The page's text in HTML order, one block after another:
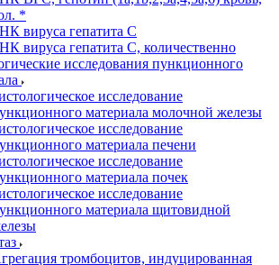
*
вируса гепатита C
вируса гепатита C, количественно
исследования пункционного
исследование
материала молочной железы
исследование
материала печени
исследование
материала почек
исследование
материала щитовидной
тромбоцитов, индуцированная